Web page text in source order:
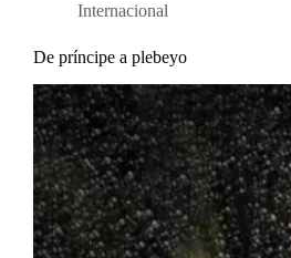
Internacional
De príncipe a plebeyo